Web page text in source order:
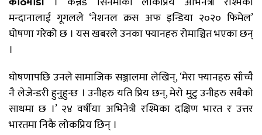
मन्दानालाई गूगलले ‘नेशनल क्रस अफ इन्डिया २०२० फिमेल’
घोषणा गरेको छ । यस खबरले उनका फ्यानहरु रोमाञ्चित भएका छन्
।
घोषणापछि उनले सामाजिक सञ्जालमा लेखिन्, ‘मेरा फ्यानहरु साँच्चै
नै लेजेन्डरी हुनुहुन्छ । उनीहरु यति प्रिय छन्, मेरो मुटु उनीहरु सबैको
साथमा छ ।’ २४ वर्षीया अभिनेत्री रश्मिका दक्षिण भारत र उत्तर
भारतमा निकै लोकप्रिय छिन् ।